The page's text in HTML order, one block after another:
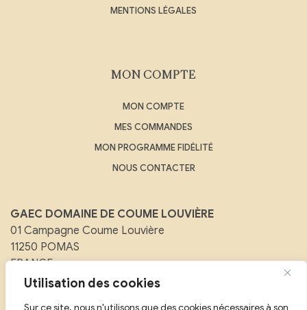
Utilisation des cookies
Sur ce site, nous n'utilisons que des cookies nécessaires à son
MENTIONS LÉGALES
MON COMPTE
MON COMPTE
MES COMMANDES
MON PROGRAMME FIDÉLITÉ
NOUS CONTACTER
GAEC DOMAINE DE COUME LOUVIÈRE
01 Campagne Coume Louvière
11250 POMAS
FRANCE
Email : contact@domainedecoumelouviere.com